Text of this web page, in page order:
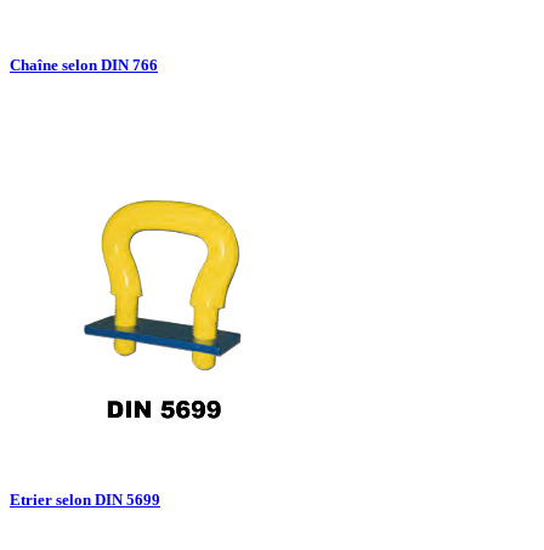
Chaîne selon DIN 766
Aperçu rapide
Etrier selon DIN 5699